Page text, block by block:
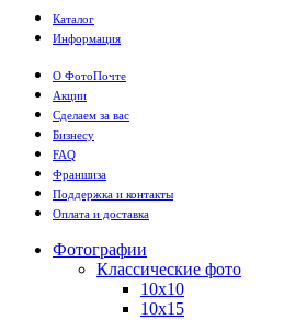
Каталог
Информация
О ФотоПочте
Акции
Сделаем за вас
Бизнесу
FAQ
Франшиза
Поддержка и контакты
Оплата и доставка
Фотографии
Классические фото
10х10
10х15